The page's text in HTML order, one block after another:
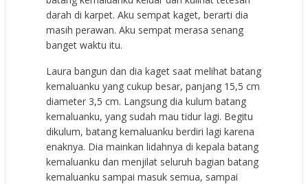
darah di karpet. Aku sempat kaget, berarti dia
masih perawan. Aku sempat merasa senang
banget waktu itu.
Laura bangun dan dia kaget saat melihat batang
kemaluanku yang cukup besar, panjang 15,5 cm
diameter 3,5 cm. Langsung dia kulum batang
kemaluanku, yang sudah mau tidur lagi. Begitu
dikulum, batang kemaluanku berdiri lagi karena
enaknya. Dia mainkan lidahnya di kepala batang
kemaluanku dan menjilat seluruh bagian batang
kemaluanku sampai masuk semua, sampai